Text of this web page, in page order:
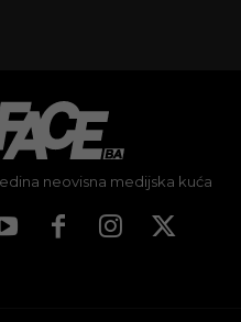
neovisna medijska kuća